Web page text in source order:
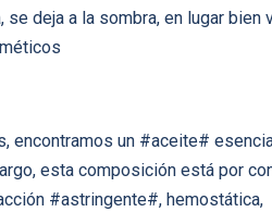
deja a la sombra, en lugar bien
encontramos un #aceite#
esta composición está por
#astringente#, hemostática,